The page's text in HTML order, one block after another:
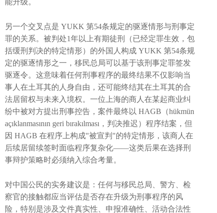
能升级。
另一个交叉点是 YUKK 第54条规定的驱逐情形与刑事定
罪的关系。被判处1年以上有期徒刑（已经定罪生效，包
括缓刑判决的特定情形）的外国人构成 YUKK 第54条规
定的驱逐情形之一，移民总局可以基于该刑事定罪签发
驱逐令。这意味着任何刑事程序的最终结果不仅影响当
事人在土耳其的人身自由，还可能终结其在土耳其的合
法居留权与未来入境权。一位上海的商人在某起商业纠
纷中被对方提出刑事控告，案件最终以 HAGB（hükmün
açıklanmasının geri bırakılması，判决推迟）程序结案，但
因 HAGB 在程序上构成"被宣判"的特定情形，该商人在
后续居留续签时面临程序复杂化——这类后果在选择刑
事辩护策略时必须纳入综合考量。
对中国公民的实务建议是：任何与移民总局、警方、检
察官的接触都应当评估是否存在升级为刑事程序的风
险，特别是涉及文件真实性、申报准确性、活动合法性